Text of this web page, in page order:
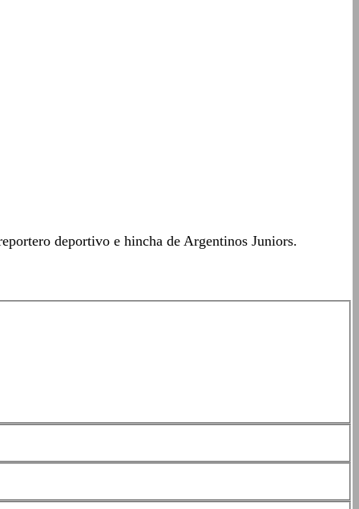
deportivo e hincha de Argentinos Juniors.